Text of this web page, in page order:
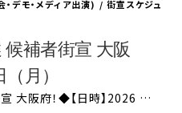
デモ・メディア出演) /街宣スケジュ
候補者街宣 大阪
月）
大阪府！◆【日時】2026 …